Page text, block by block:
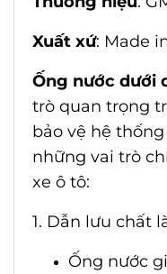
Xuất xứ: Made
Ống nước dưới
trò quan trọng
bảo vệ hệ
những vai trò
xe ô tô:
1. Dẫn lưu chất
Ống nước